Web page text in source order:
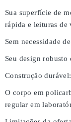
Sua superfície de
rápida e leituras de
Sem necessidade
Seu design robusto
Construção durável:
O corpo em
regular em